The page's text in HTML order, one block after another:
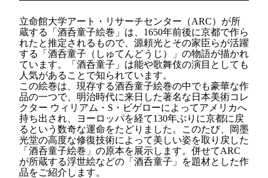
立命館大学アート・リサーチセンター（ARC）が所
蔵する「酒呑童子絵巻」は、1650年前後に京都で作ら
れたと推定されるもので、源頼光とその家臣らが活躍
する「酒呑童子（しゅてんどうじ）」の物語が描かれ
ています。「酒呑童子」は能や歌舞伎の演目としても
人気があることで知られています。
この絵巻は、現存する酒呑童子絵巻の中でも豪華な作
品の一つで、明治時代に来日した著名な日本美術コレ
クター ウィリアム・S・ビゲローによってアメリカへ
持ち出され、ヨーロッパを経て130年ぶりに京都に戻
るという数奇な運命をたどりました。このたび、岡墨
光堂の高度な修復技術によって美しい姿を取り戻した
「酒呑童子絵巻」の原本を展示します。併せてARC
が所蔵する浮世絵などの「酒呑童子」を題材とした作
品をご紹介します。